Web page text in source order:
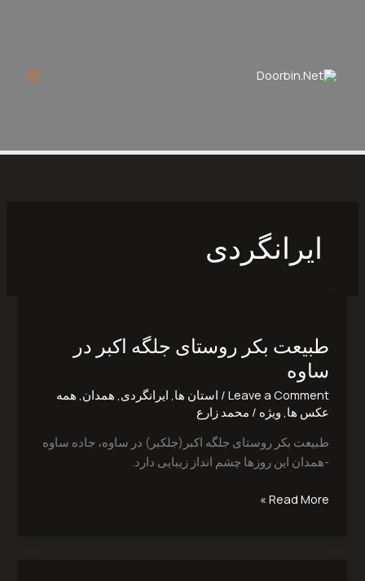
ایرانگردی
طبیعت بکر روستای جلگه اکبر در
ساوه
Leave a Comment
/ استان ها ایرانگردی همدان همه
عکس ها ویژه / محمد زارع
طبیعت بکر روستای جلگه اکبر(جلکبر) در ساوه، جاده ساوه
-همدان این روزها چشم انداز زیبایی دارد.
روستای
جلگه
اکبر
در
ساوه
Read More »